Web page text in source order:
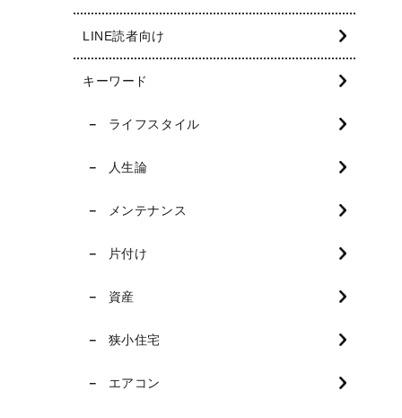
LINE読者向け
キーワード
ライフスタイル
人生論
メンテナンス
片付け
資産
狭小住宅
エアコン